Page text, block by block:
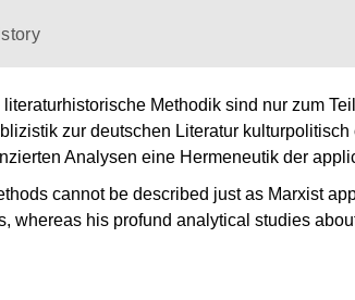
Methodik sind nur zum
zur deutschen Literatur
Analysen eine Hermeneutik der
cannot be described just as Marxist
whereas his profund analytical studies